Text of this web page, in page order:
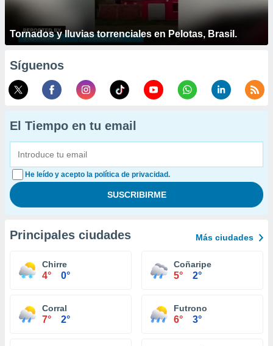
Tornados y lluvias torrenciales en Pelotas, Brasil.
Síguenos
El Tiempo en tu email
He leído y acepto la política de privacidad.
Principales ciudades Más ciudades
Chirre
4° 0°
Coñaripe
5° 2°
Corral
7° 2°
Futrono
6° 3°